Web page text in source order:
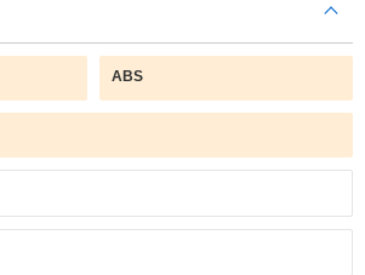
ABS